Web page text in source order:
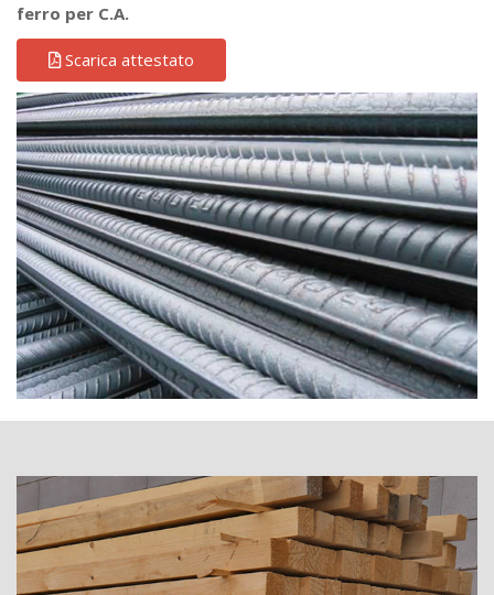
ferro per C.A.
Scarica attestato